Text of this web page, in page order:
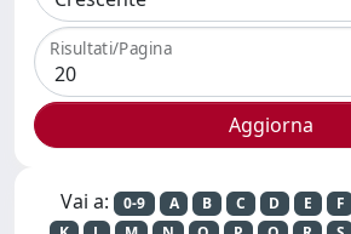
Risultati/Pagina
Vai a: 0-9 A B C D E F